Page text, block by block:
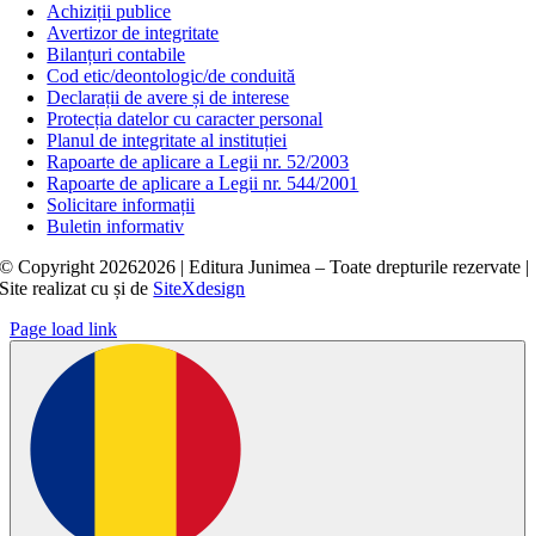
Achiziții publice
Avertizor de integritate
Bilanțuri contabile
Cod etic/deontologic/de conduită
Declarații de avere și de interese
Protecția datelor cu caracter personal
Planul de integritate al instituției
Rapoarte de aplicare a Legii nr. 52/2003
Rapoarte de aplicare a Legii nr. 544/2001
Solicitare informații
Buletin informativ
© Copyright20262026 | Editura Junimea – Toate drepturile rezervate |
Site realizat cușide SiteXdesign
Page load link